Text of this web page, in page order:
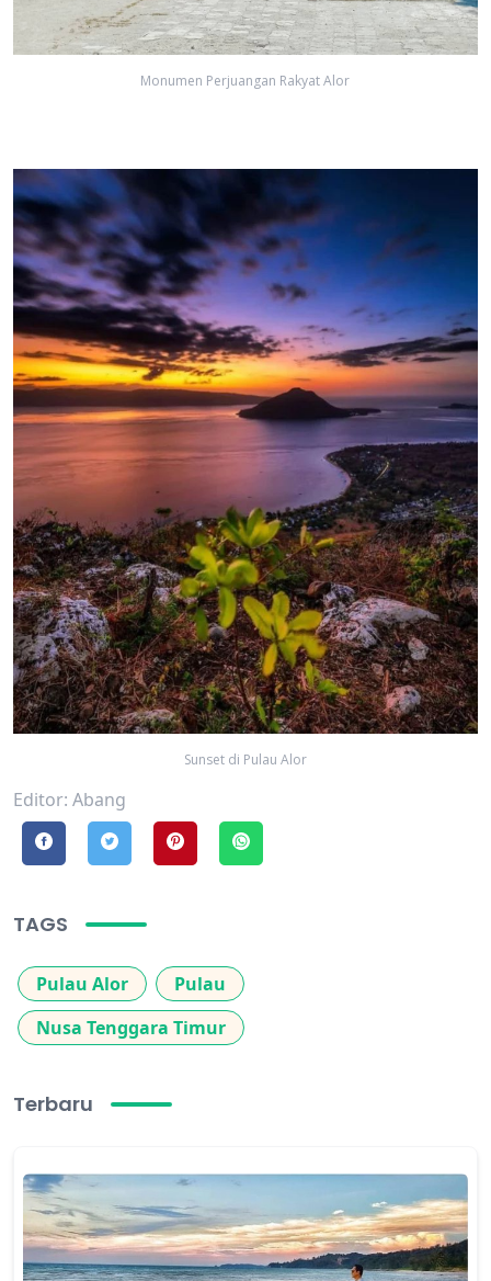
Monumen Perjuangan Rakyat Alor
Sunset di Pulau Alor
Editor: Abang
TAGS
Pulau Alor
Pulau
Nusa Tenggara Timur
Terbaru